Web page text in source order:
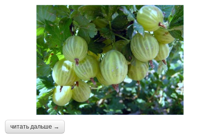
читать дальше →